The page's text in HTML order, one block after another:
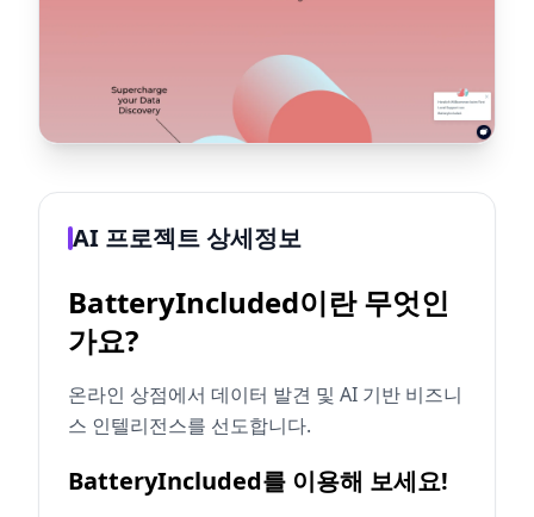
AI 프로젝트 상세정보
BatteryIncluded이란 무엇인
가요?
온라인 상점에서 데이터 발견 및 AI 기반 비즈니
스 인텔리전스를 선도합니다.
BatteryIncluded를 이용해 보세요!